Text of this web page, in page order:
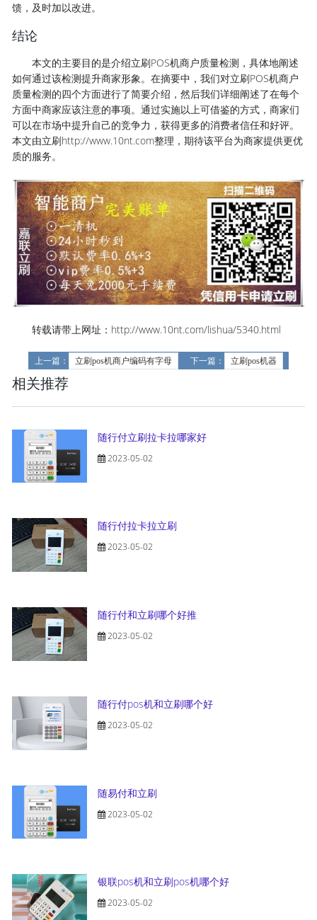
馈，及时加以改进。
结论
本文的主要目的是介绍立刷POS机商户质量检测，具体地阐述
如何通过该检测提升商家形象。在摘要中，我们对立刷POS机商户
质量检测的四个方面进行了简要介绍，然后我们详细阐述了在每个
方面中商家应该注意的事项。通过实施以上可借鉴的方式，商家们
可以在市场中提升自己的竞争力，获得更多的消费者信任和好评。
本文由立刷http://www.10nt.com整理，期待该平台为商家提供更优
质的服务。
转载请带上网址：http://www.10nt.com/lishua/5340.html
上一篇： 立刷pos机商户编码有字母 下一篇： 立刷pos机器
相关推荐
随行付立刷拉卡拉哪家好
2023-05-02
随行付拉卡拉立刷
2023-05-02
随行付和立刷哪个好推
2023-05-02
随行付pos机和立刷哪个好
2023-05-02
随易付和立刷
2023-05-02
银联pos机和立刷pos机哪个好
2023-05-02